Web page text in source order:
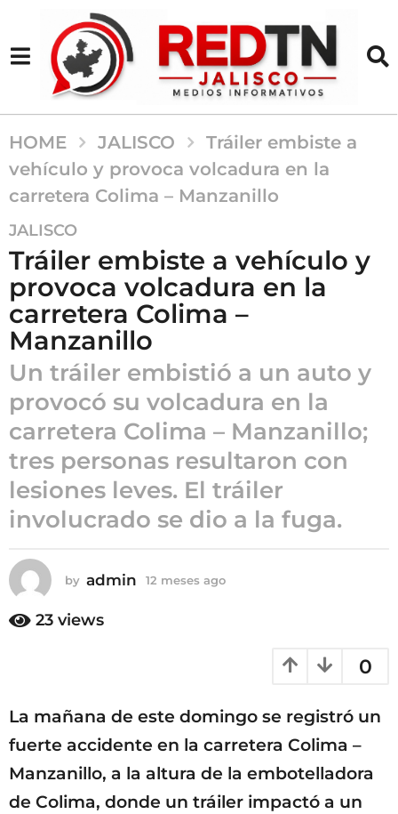
HOME JALISCO
Tráiler embiste a
vehículo y provoca volcadura en la
carretera Colima – Manzanillo
1
2
m
e
s
e
s
a
g
o
1
2
m
e
s
s
a
g
o
JALISCO
Tráiler embiste a vehículo y
provoca volcadura en la
carretera Colima –
Manzanillo
Un tráiler embistió a un auto y
provocó su volcadura en la
carretera Colima – Manzanillo;
tres personas resultaron con
lesiones leves. El tráiler
involucrado se dio a la fuga.
by admin 12 meses ago
g
23 views
0
La mañana de este domingo se registró un
fuerte accidente en la carretera Colima –
Manzanillo, a la altura de la embotelladora
de Colima, donde un tráiler impactó a un